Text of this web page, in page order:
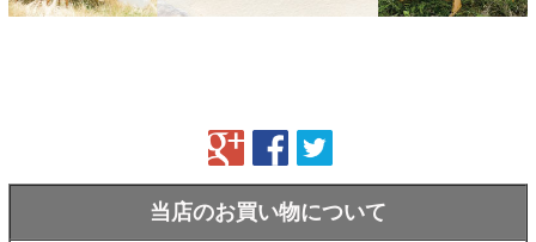
当店のお買い物について